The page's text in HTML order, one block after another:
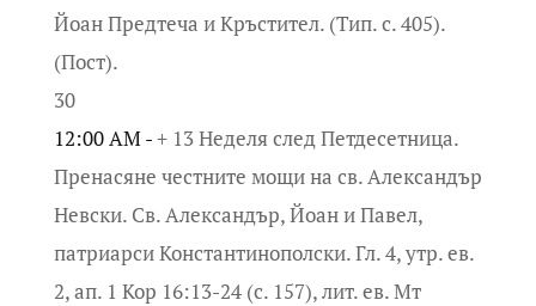
Йоан Предтеча и Кръстител. (Тип. с. 405).
(Пост).
30
12:00 AM -+ 13 Неделя след Петдесетница.
Пренасяне честните мощи на св. Александър
Невски. Св. Александър, Йоан и Павел,
патриарси Константинополски. Гл. 4, утр. ев.
2, ап. 1 Кор 16:13-24 (с. 157), лит. ев. Мт